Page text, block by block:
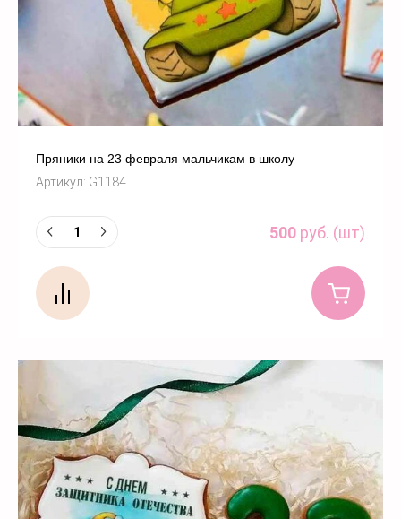
Пряники на 23 февраля мальчикам в школу
Артикул: G1184
500 руб. (шт)